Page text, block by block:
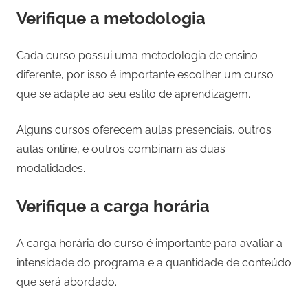
Verifique a metodologia
Cada curso possui uma metodologia de ensino
diferente, por isso é importante escolher um curso
que se adapte ao seu estilo de aprendizagem.
Alguns cursos oferecem aulas presenciais, outros
aulas online, e outros combinam as duas
modalidades.
Verifique a carga horária
A carga horária do curso é importante para avaliar a
intensidade do programa e a quantidade de conteúdo
que será abordado.